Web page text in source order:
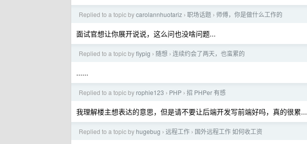
Replied to a topic bycarolannhuotariz › 职场话题 › 师傅，你是做什么工作的
面试官想让你展开说说，这么问也没啥问题...
Replied to a topic byfiypig › 随想 › 连续约会了两天，也蛮累的
......
Replied to a topic by rophie123 › PHP › 招 PHPer 有感
我理解楼主想表达的意思，但是请不要让后端开发写前端好吗，真的很累...
Replied to a topic by hugebug › 远程工作 › 国外远程工作 如何收工资